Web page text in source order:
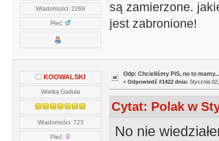
Wiadomości: 2269
Płeć:
są zamierzone.
jest zabronione!
KOOWALSKI
Wielka Gaduła
Wiadomości: 723
Płeć:
Odp: Chcieliśmy PiS, no to
« Odpowiedź #1422 dnia: Stycznia
Cytat: Polak w
No nie